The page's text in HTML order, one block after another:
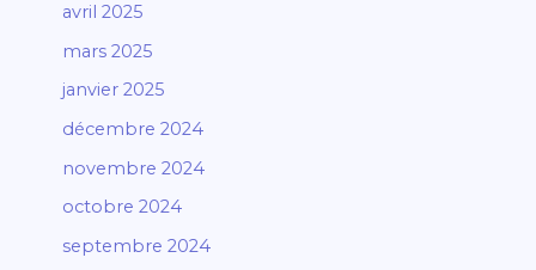
avril 2025
mars 2025
janvier 2025
décembre 2024
novembre 2024
octobre 2024
septembre 2024